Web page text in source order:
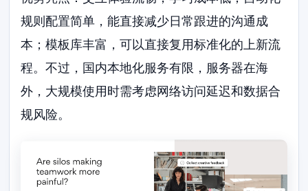
规则配置简单，能直接减少日常跟进的沟通成
本；模板库丰富，可以直接复用标准化的上新流
程。不过，国内本地化服务有限，服务器在海
外，大规模使用时需考虑网络访问延迟和数据合
规风险。